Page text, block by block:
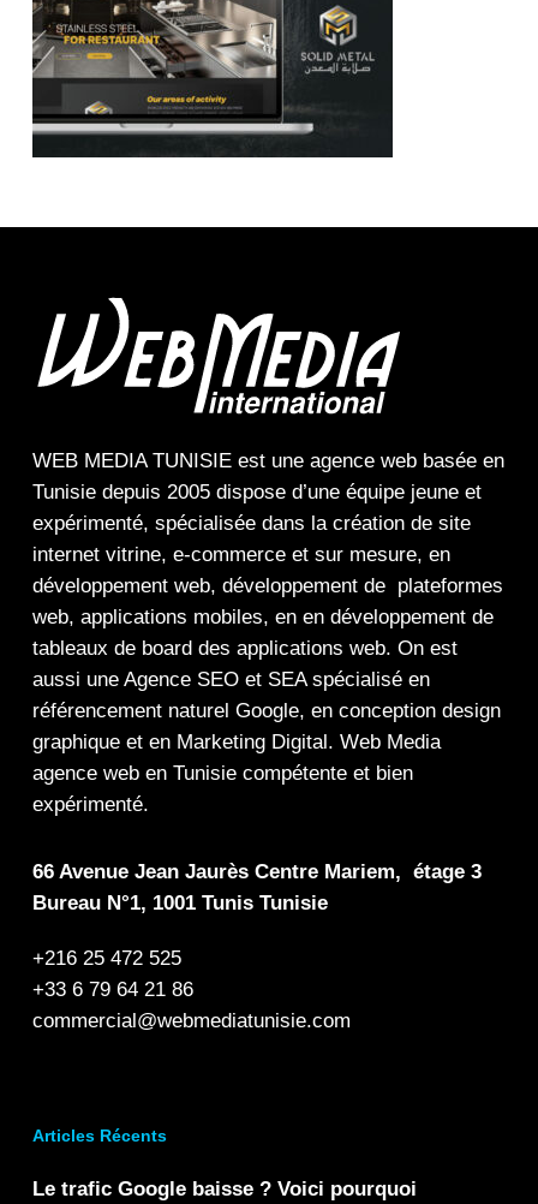
WEB MEDIA TUNISIEest une agence webbasée en
Tunisie depuis 2005 dispose d’une équipe jeune et
expérimenté, spécialisée dans la création de site
internet vitrine, e-commerceet sur mesure, en
développement web, développement de plateformes
web, applications mobiles, en en développement de
tableaux de boarddes applications web. On est
aussi une Agence SEOet SEAspécialisé en
référencement naturel Google, en conception design
graphiqueet en Marketing Digital. Web Media
agence web en Tunisie compétente et bien
expérimenté.
66 Avenue Jean Jaurès Centre Mariem, étage 3
Bureau N°1, 1001 Tunis Tunisie
+216 25 472 525
+33 6 79 64 21 86
commercial@webmediatunisie.com
Articles Récents
Le trafic Google baisse ? Voici pourquoi